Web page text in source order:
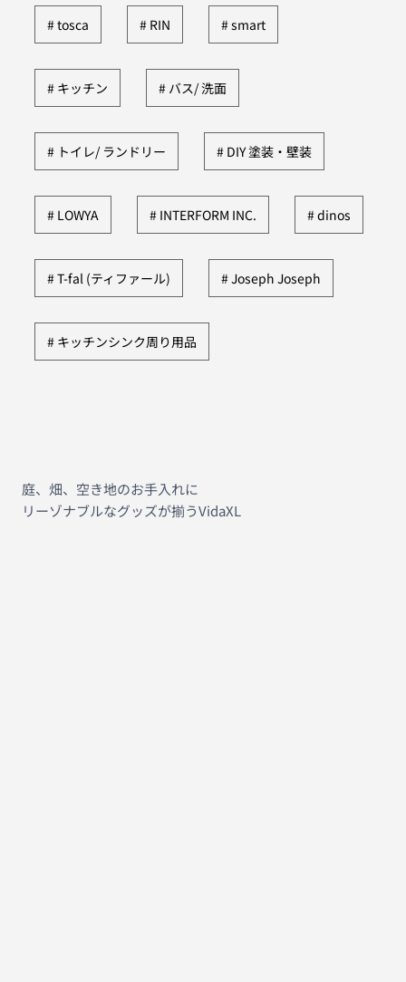
tosca RIN smart
キッチン バス/ 洗面
トイレ/ ランドリー DIY 塗装・壁装
LOWYA INTERFORM INC. dinos
T-fal (ティファール) Joseph Joseph
キッチンシンク周り用品
庭、畑、空き地のお手入れに
リーゾナブルなグッズが揃うVidaXL